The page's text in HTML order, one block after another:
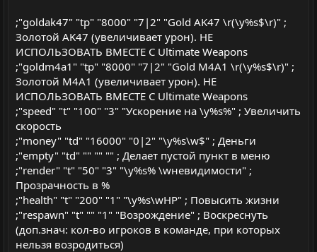
;"goldak47" "tp" "8000" "7|2" "Gold AK47 \r(\y%s$\r)" ;
Золотой AK47 (увеличивает урон). НЕ
ИСПОЛЬЗОВАТЬ ВМЕСТЕ С Ultimate Weapons
;"goldm4a1" "tp" "8000" "7|2" "Gold M4A1 \r(\y%s$\r)" ;
Золотой M4A1 (увеличивает урон). НЕ
ИСПОЛЬЗОВАТЬ ВМЕСТЕ С Ultimate Weapons
;"speed" "t" "100" "3" "Ускорение на \y%s%" ; Увеличить
скорость
;"money" "td" "16000" "0|2" "\y%s\w$" ; Деньги
;"empty" "td" "" "" "" ; Делает пустой пункт в меню
;"render" "t" "50" "3" "\y%s% \wневидимости" ;
Прозрачность в %
;"health" "t" "200" "1" "\y%s\wHP" ; Повысить жизни
;"respawn" "t" "" "1" "Возрождение" ; Воскреснуть
(доп.знач: кол-во игроков в команде, при которых
нельзя возродиться)